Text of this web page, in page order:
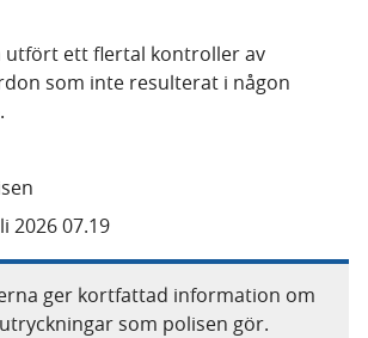
utfört ett flertal kontroller av
som inte resulterat i någon
2026 07.19
ger kortfattad information om
som polisen gör.